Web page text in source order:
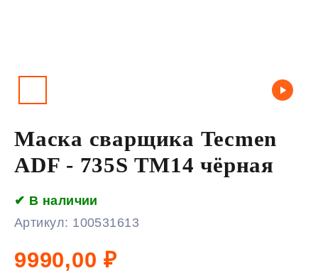
Маска сварщика Tecmen
ADF - 735S TM14 чёрная
✔ В наличии
Артикул: 100531613
9990,00 ₽